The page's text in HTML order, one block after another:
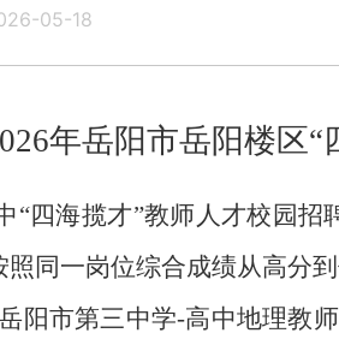
05-18
年岳阳市岳阳楼区“
“四海揽才”教师人才校园
同一岗位综合成绩从高分
阳市第三中学-高中地理教师